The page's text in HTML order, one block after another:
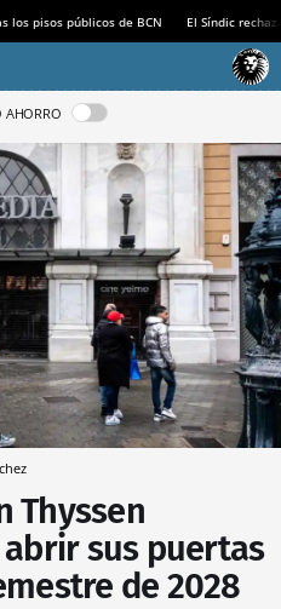
los pisos públicos de BCN El Síndic
AHORRO
Thyssen
sus puertas
de 2028